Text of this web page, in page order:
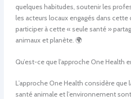
quelques habitudes, soutenir les
les acteurs locaux engagés dans cette
participer à cette « seule santé »
animaux et planète. 🌍
Qu’est-ce que l’approche One Health
L’approche One Health considère que
santé animale et l’environnement